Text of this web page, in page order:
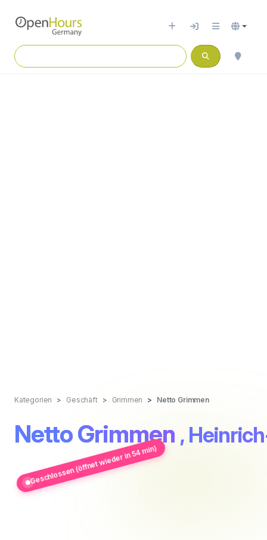
Kategorien Geschäft Grimmen Netto Grimmen
Netto Grimmen ,
Geschlossen (öffnet wieder in 54 min)